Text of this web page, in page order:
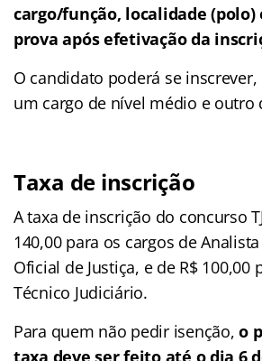
cargo/função, localidade (polo)
prova após efetivação da
O candidato poderá se
um cargo de nível médio e outro
Taxa de inscrição
A taxa de inscrição do concurso
140,00 para os cargos de
Oficial de Justiça, e de R$ 100,00
Técnico Judiciário.
Para quem não pedir isenção,o
taxa deve ser feito até o dia 6